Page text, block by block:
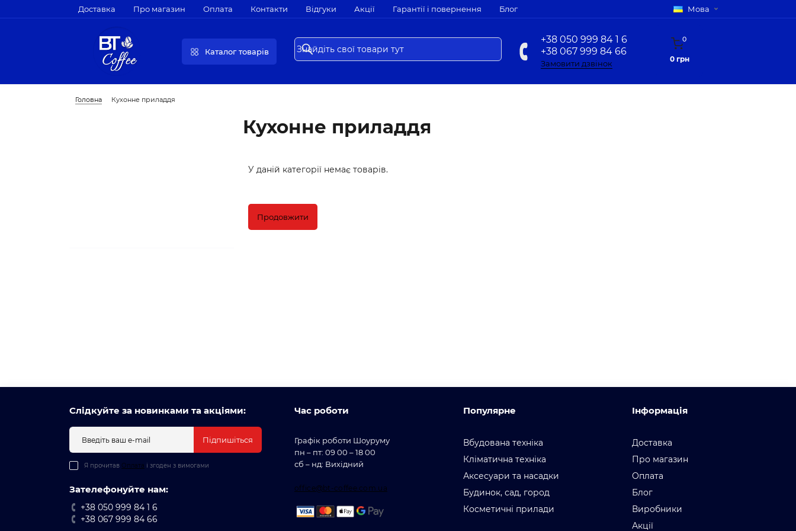
Доставка Про магазин Оплата Контакти Відгуки Акції Гарантії і повернення Блог Мова
Каталог товарів
+38 050 999 84 1 6
+38 067 999 84 66
Замовити дзвінок
0
0 грн
Головна Кухонне приладдя
Кухонне приладдя
У даній категорії немає товарів.
Продовжити
Слідкуйте за новинками та акціями:
Підпишіться
Я прочитав Оплата і згоден з вимогами
Зателефонуйте нам:
+38 050 999 84 1 6
+38 067 999 84 66
Час роботи
Графік роботи Шоуруму
пн – пт: 09 00 – 18 00
сб – нд: Вихідний
office@bt-coffee.com.ua
Популярне
Вбудована техніка
Кліматична техніка
Аксесуари та насадки
Будинок, сад, город
Косметичні прилади
Інформація
Доставка
Про магазин
Оплата
Блог
Виробники
Акції